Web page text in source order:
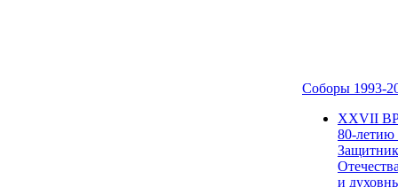
Соборы 1993-
ХХVII
80-
и